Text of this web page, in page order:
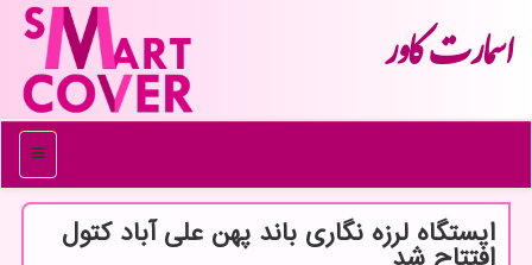
اسمارت كاور
منو
ایستگاه لرزه نگاری باند پهن علی آباد كتول